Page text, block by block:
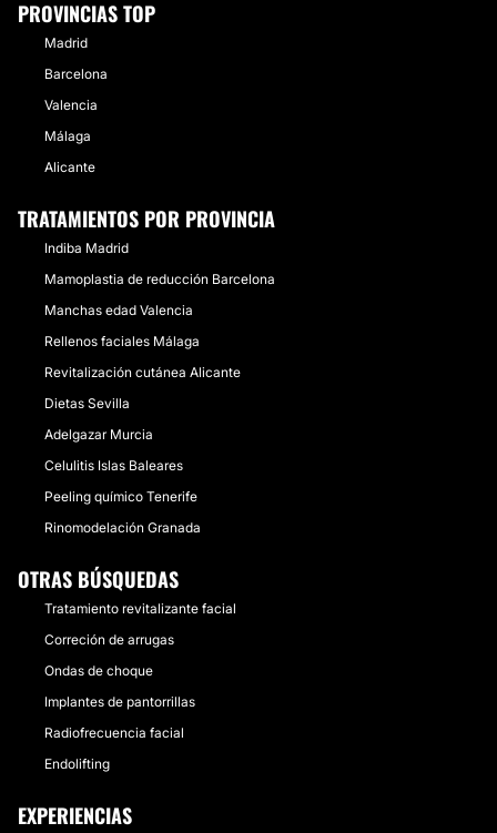
PROVINCIAS TOP
Madrid
Barcelona
Valencia
Málaga
Alicante
TRATAMIENTOS POR PROVINCIA
Indiba Madrid
Mamoplastia de reducción Barcelona
Manchas edad Valencia
Rellenos faciales Málaga
Revitalización cutánea Alicante
Dietas Sevilla
Adelgazar Murcia
Celulitis Islas Baleares
Peeling químico Tenerife
Rinomodelación Granada
OTRAS BÚSQUEDAS
Tratamiento revitalizante facial
Correción de arrugas
Ondas de choque
Implantes de pantorrillas
Radiofrecuencia facial
Endolifting
EXPERIENCIAS